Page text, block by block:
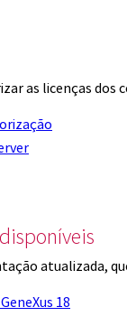
as licenças dos
atualizada,
18